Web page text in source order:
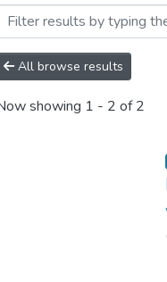
All browse results
showing 1 - 2 of 2